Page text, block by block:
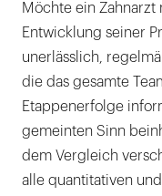
Möchte ein
Entwicklung seiner
unerlässlich,
die das gesamte
Etappenerfolge
gemeinten Sinn
dem Vergleich
alle quantitativen